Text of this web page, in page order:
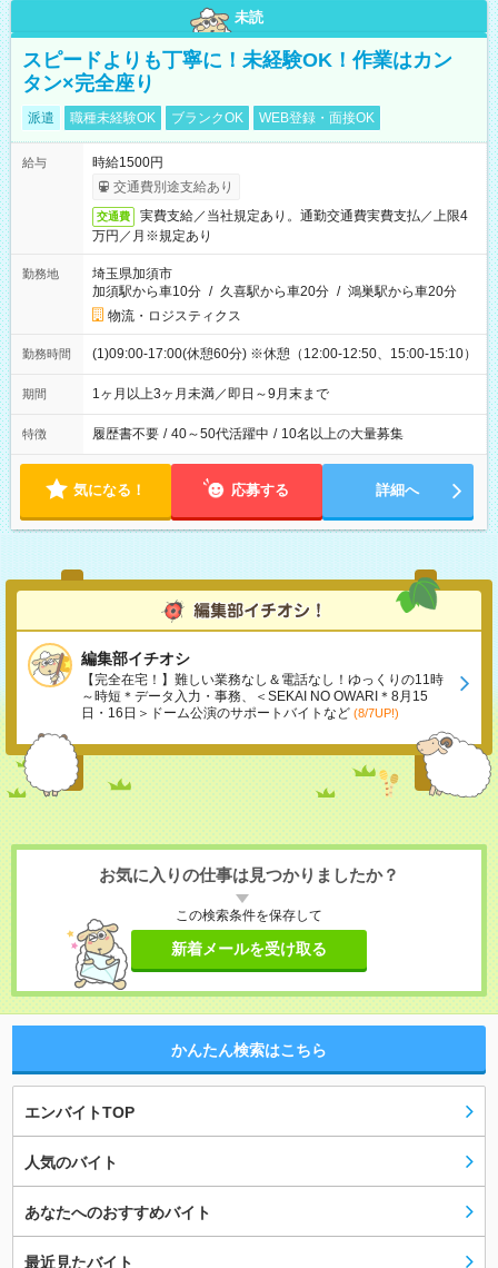
未読
スピードよりも丁寧に！未経験OK！作業はカン
タン×完全座り
派遣 職種未経験OK ブランクOK WEB登録・面接OK
給与
時給1500円
交通費別途支給あり
交通費
実費支給／当社規定あり。通勤交通費実費支払／上限4
万円／月※規定あり
勤務地
埼玉県加須市
加須駅から車10分 / 久喜駅から車20分 / 鴻巣駅から車20分
物流・ロジスティクス
勤務時間 (1)09:00-17:00(休憩60分) ※休憩（12:00-12:50、15:00-15:10）
期間 1ヶ月以上3ヶ月未満／即日～9月末まで
特徴 履歴書不要 / 40～50代活躍中 / 10名以上の大量募集
気になる！ 応募する 詳細へ
編集部イチオシ
【完全在宅！】難しい業務なし＆電話なし！ゆっくりの11時
～時短＊データ入力・事務、＜SEKAI NO OWARI＊8月15
日・16日＞ドーム公演のサポートバイトなど (8/7UP!)
お気に入りの仕事は見つかりましたか？
この検索条件を保存して
新着メールを受け取る
かんたん検索はこちら
エンバイトTOP
人気のバイト
あなたへのおすすめバイト
最近見たバイト